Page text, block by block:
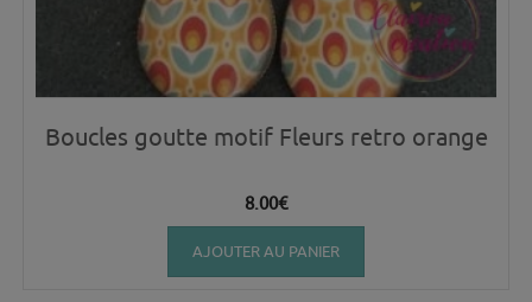
Boucles goutte motif Fleurs retro orange
8.00€
AJOUTER AU PANIER